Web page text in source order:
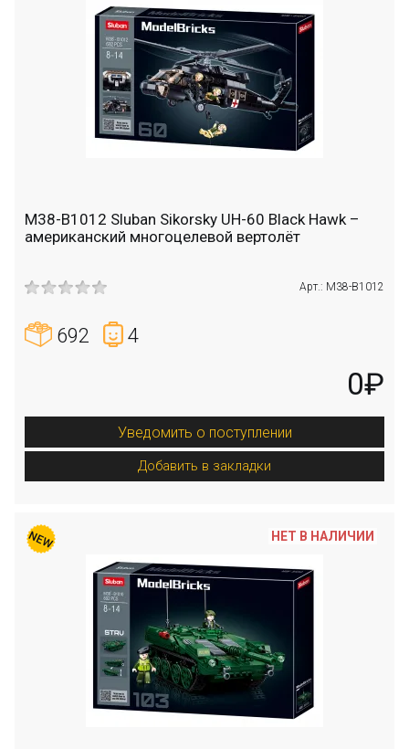
M38-B1012 Sluban Sikorsky UH-60 Black Hawk –
американский многоцелевой вертолёт
Арт.: M38-B1012
692 4
0₽
Уведомить о поступлении
Добавить в закладки
НЕТ В НАЛИЧИИ